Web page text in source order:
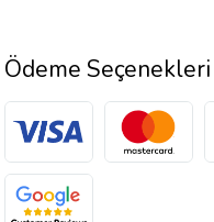
Ödeme Seçenekleri